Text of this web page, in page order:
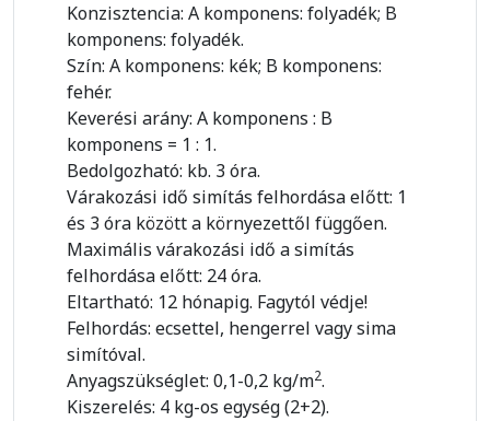
Konzisztencia: A komponens: folyadék; B
komponens: folyadék.
Szín: A komponens: kék; B komponens:
fehér.
Keverési arány: A komponens : B
komponens = 1 : 1.
Bedolgozható: kb. 3 óra.
Várakozási idő simítás felhordása előtt: 1
és 3 óra között a környezettől függően.
Maximális várakozási idő a simítás
felhordása előtt: 24 óra.
Eltartható: 12 hónapig. Fagytól védje!
Felhordás: ecsettel, hengerrel vagy sima
simítóval.
Anyagszükséglet: 0,1-0,2 kg/m2.
Kiszerelés: 4 kg-os egység (2+2).